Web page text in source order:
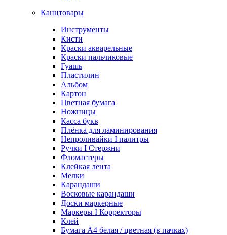
Канцтовары
Инструменты
Кисти
Краски акварельные
Краски пальчиковые
Гуашь
Пластилин
Альбом
Картон
Цветная бумага
Ножницы
Касса букв
Плёнка для ламинирования
Непроливайки I палитры
Ручки I Стержни
Фломастеры
Клейкая лента
Мелки
Карандаши
Восковые карандаши
Доски маркерные
Маркеры I Корректоры
Клей
Бумага А4 белая / цветная (в пачках)